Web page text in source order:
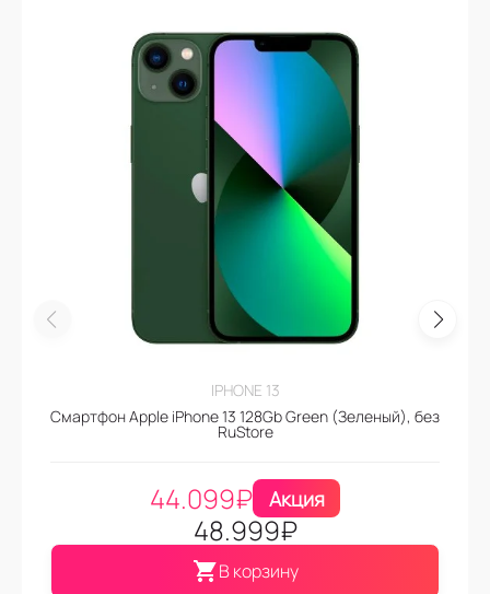
IPHONE 13
Смартфон Apple iPhone 13 128Gb Green (Зеленый), без
RuStore
44.099₽ Акция
48.999₽
В корзину